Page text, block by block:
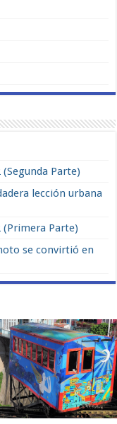
Parte)
lección urbana
Parte)
se convirtió en